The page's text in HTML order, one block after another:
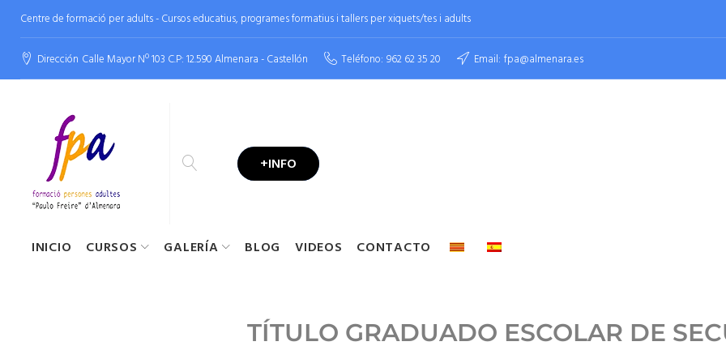
Centre de formació per adults - Cursos educatius, programes formatius i tallers per xiquets/tes i adults
Dirección Calle Mayor Nº 103 C.P: 12.590 Almenara - Castellón Teléfono: 962 62 35 20 Email: fpa@almenara.es
INICIO CURSOS GALERÍA BLOG VIDEOS CONTACTO
+INFO
TÍTULO GRADUADO ESCOLAR DE